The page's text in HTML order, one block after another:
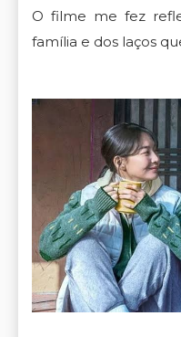
O filme me fez
família e dos laços